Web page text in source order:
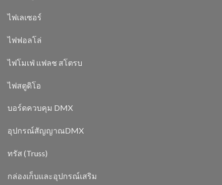
ไฟเลเซอร์
ไฟฟอลโล่
ไฟโมเฟ่ แฟลช สโตรบ
ไฟสตูดิโอ
บอร์ดควบคุม DMX
อุปกรณ์สัญญาณDMX
ทรัส (Truss)
กล่องเก็บและอุปกรณ์เสริม